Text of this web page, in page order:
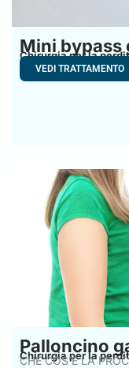
Mini bypass
Chirurgia per la
Il mini bypass
VEDI TRATTAMENTO
Palloncino
Chirurgia per la
CHE COS’È LA